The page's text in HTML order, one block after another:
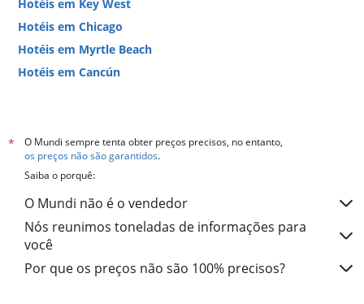
Hotéis em Key West
Hotéis em Chicago
Hotéis em Myrtle Beach
Hotéis em Cancún
*
O Mundi sempre tenta obter preços precisos, no entanto,
os preços não são garantidos.
Saiba o porquê:
O Mundi não é o vendedor
Nós reunimos toneladas de informações para
você
Por que os preços não são 100% precisos?